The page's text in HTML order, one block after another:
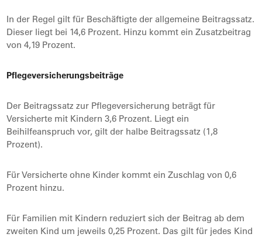
In der Regel gilt für Beschäftigte der allgemeine Beitragssatz.
Dieser liegt bei 14,6 Prozent. Hinzu kommt ein Zusatzbeitrag
von 4,19 Prozent.
Pflegeversicherungsbeiträge
Der Beitragssatz zur Pflegeversicherung beträgt für
Versicherte mit Kindern 3,6 Prozent. Liegt ein
Beihilfeanspruch vor, gilt der halbe Beitragssatz (1,8
Prozent).
Für Versicherte ohne Kinder kommt ein Zuschlag von 0,6
Prozent hinzu.
Für Familien mit Kindern reduziert sich der Beitrag ab dem
zweiten Kind um jeweils 0,25 Prozent. Das gilt für jedes Kind